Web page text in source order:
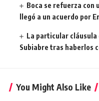
Boca se refuerza con
llegó a un acuerdo por
La particular cláusula
Subiabre tras haberlos
You Might Also Like